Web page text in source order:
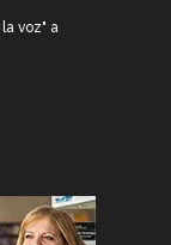
voz" a